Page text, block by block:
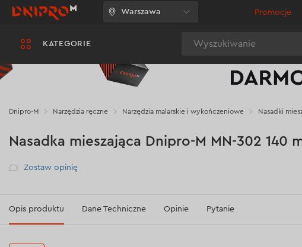
KATEGORIE
Warszawa Promocje
Dnipro-M Narzędzia ręczne Narzędzia malarskie i wykończeniowe Nasadki
Nasadka mieszająca Dnipro-M MN-302 140
Рейтинг
Zostaw opinię
Opis produktu Dane Techniczne Opinie Pytanie